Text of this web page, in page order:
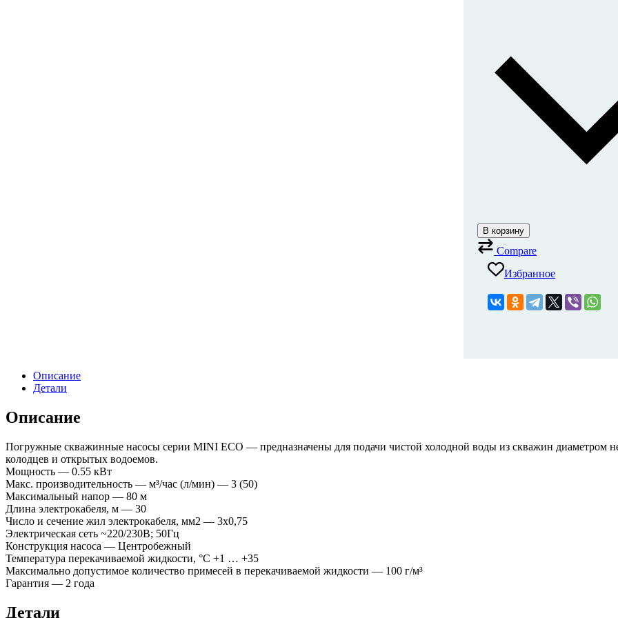
В корзину
Compare
Избранное
Описание
Детали
Описание
Погружные скважинные насосы серии MINI ЕСО — предназначены для подачи чистой холодной воды из скважин диаметром
колодцев и открытых водоемов.
Мощность — 0.55 кВт
Макс. производительность — м³/час (л/мин) — 3 (50)
Максимальный напор — 80 м
Длина электрокабеля, м — 30
Число и сечение жил электрокабеля, мм2 — 3х0,75
Электрическая сеть ~220/230В; 50Гц
Конструкция насоса — Центробежный
Температура перекачиваемой жидкости, °С +1 … +35
Максимально допустимое количество примесей в перекачиваемой жидкости — 100 г/м³
Гарантия — 2 года
Детали